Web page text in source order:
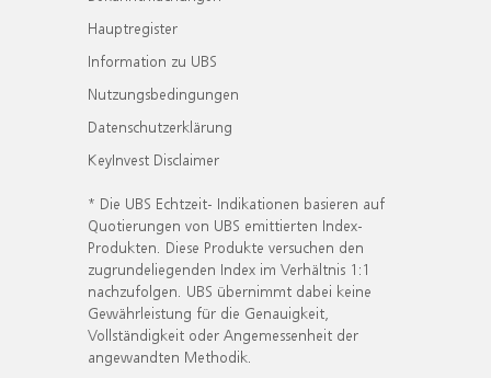
Hauptregister
Information zu UBS
Nutzungsbedingungen
Datenschutzerklärung
KeyInvest Disclaimer
* Die UBS Echtzeit- Indikationen basieren auf
Quotierungen von UBS emittierten Index-
Produkten. Diese Produkte versuchen den
zugrundeliegenden Index im Verhältnis 1:1
nachzufolgen. UBS übernimmt dabei keine
Gewährleistung für die Genauigkeit,
Vollständigkeit oder Angemessenheit der
angewandten Methodik.